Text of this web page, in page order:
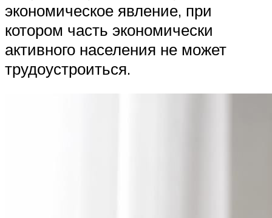
экономическое явление, при
котором часть экономически
активного населения не может
трудоустроиться.